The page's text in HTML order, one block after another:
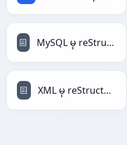
MySQL မှ reStructuredText
XML မှ reStructuredText